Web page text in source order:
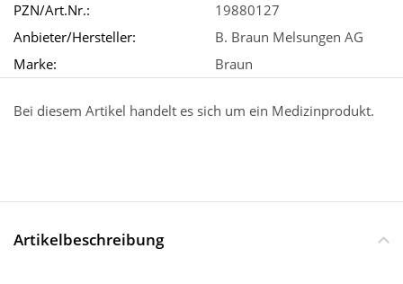
PZN/Art.Nr.:
19880127
Anbieter/Hersteller:
B. Braun Melsungen AG
Marke:
Braun
Bei diesem Artikel handelt es sich um ein Medizinprodukt.
Artikelbeschreibung